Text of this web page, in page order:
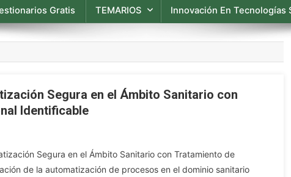
Gratis TEMARIOS Innovación En Tecnologías
Segura en el Ámbito Sanitario con
Identificable
Segura en el Ámbito Sanitario con Tratamiento de
de la automatización de procesos en el dominio sanitario